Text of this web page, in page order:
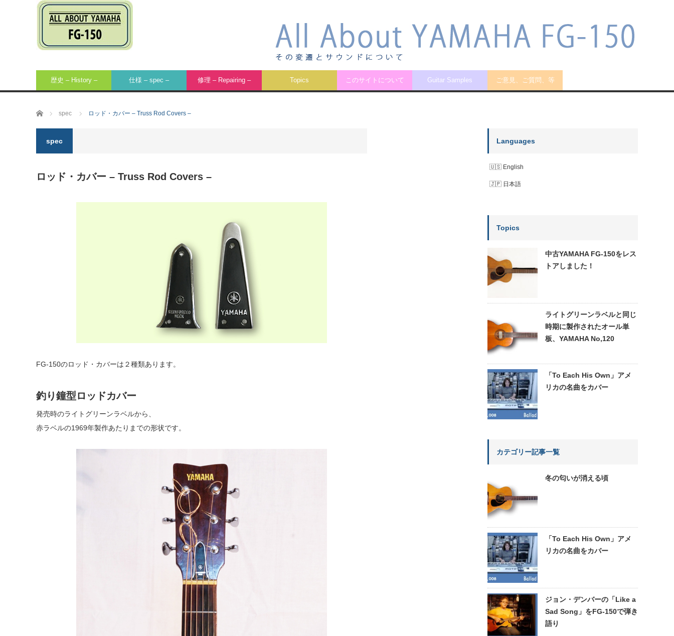
歴史 – History – 仕様 – spec – 修理 – Repairing – Topics このサイトについて Guitar Samples ご意見、ご質問、等
ホーム spec ロッド・カバー – Truss Rod Covers –
spec
ロッド・カバー – Truss Rod Covers –
FG-150のロッド・カバーは２種類あります。
釣り鐘型ロッドカバー
発売時のライトグリーンラベルから、
赤ラベルの1969年製作あたりまでの形状です。
Languages
English
日本語
Topics
中古YAMAHA FG-150をレス
トアしました！
ライトグリーンラベルと同じ
時期に製作されたオール単
板、YAMAHA No,120
「To Each His Own」アメ
リカの名曲をカバー
カテゴリー記事一覧
冬の匂いが消える頃
「To Each His Own」アメ
リカの名曲をカバー
ジョン・デンバーの「Like a
Sad Song」をFG-150で弾き
語り